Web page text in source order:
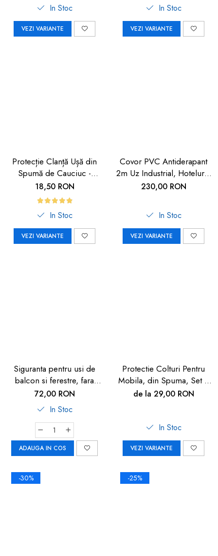
In Stoc
VEZI VARIANTE
In Stoc
VEZI VARIANTE
Protecție Clanță Ușă din
Spumă de Cauciuc -
Siguranță pentru Copii |
Car Boy Safety
18,50 RON
In Stoc
VEZI VARIANTE
Covor PVC Antiderapant
2m Uz Industrial, Hoteluri |
Carboysafey
230,00 RON
In Stoc
VEZI VARIANTE
Siguranta pentru usi de
balcon si ferestre, fara
gaurire sau lipire, gri
antracit, Reer WinLock
70021
72,00 RON
In Stoc
ADAUGA IN COS
Protectie Colturi Pentru
Mobila, din Spuma, Set 4
buc
de la 29,00 RON
In Stoc
VEZI VARIANTE
-30% -25%